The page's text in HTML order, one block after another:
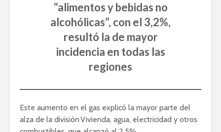
“alimentos y bebidas no
alcohólicas”, con el 3,2%,
resultó la de mayor
incidencia en todas las
regiones
Este aumento en el gas explicó la mayor parte del
alza de la división Vivienda, agua, electricidad y otros